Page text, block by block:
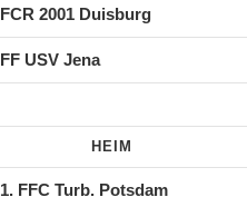
FCR 2001 Duisburg
FF USV Jena
HEIM
1. FFC Turb. Potsdam